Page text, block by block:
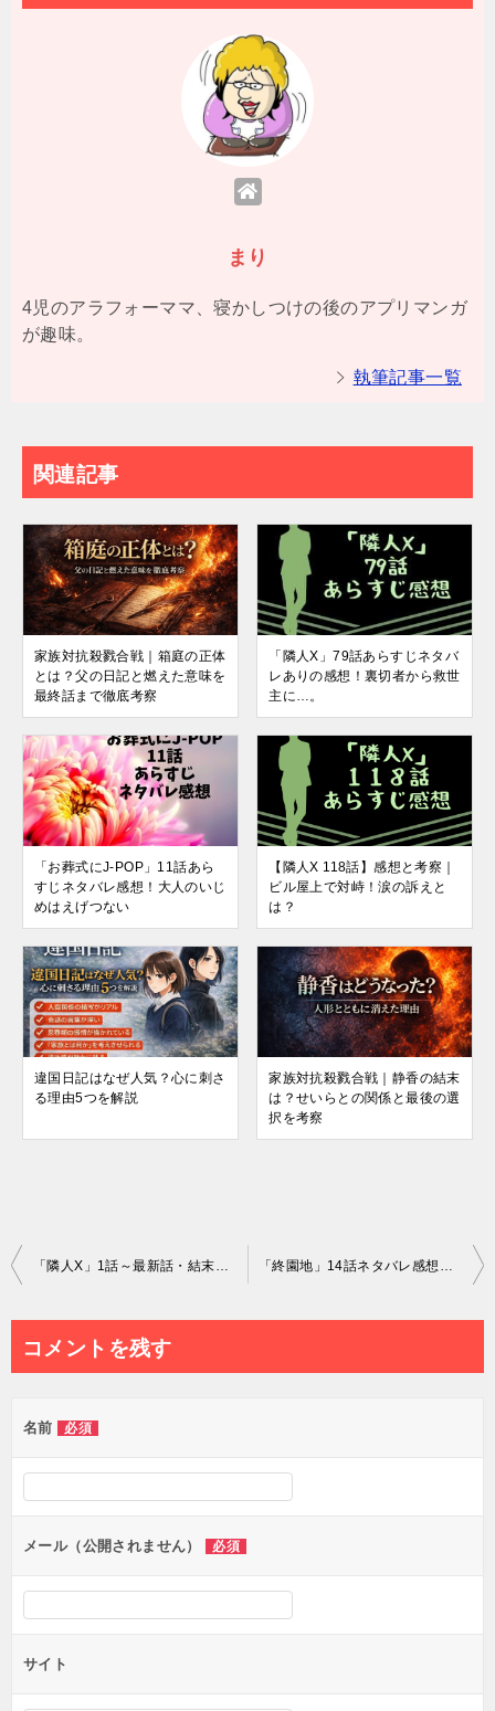
まり
4児のアラフォーママ、寝かしつけの後のアプリマンガ
が趣味。
執筆記事一覧
関連記事
家族対抗殺戮合戦｜箱庭の正体
とは？父の日記と燃えた意味を
最終話まで徹底考察
「隣人X」79話あらすじネタバ
レありの感想！裏切者から救世
主に…。
「お葬式にJ-POP」11話あら
すじネタバレ感想！大人のいじ
めはえげつない
【隣人X 118話】感想と考察｜
ビル屋上で対峙！涙の訴えと
は？
違国日記はなぜ人気？心に刺さ
る理由5つを解説
家族対抗殺戮合戦｜静香の結末
は？せいらとの関係と最後の選
択を考察
投
ビ
ー
シ
ン
「隣人X」1話～最新話・結末まで全話あらすじネタバレ感想まとめ！グロストーカーの最終回は？ 「終園地」14話ネタバレ感想！柊の裏切りと衝撃の結末｜二人の父親が思い出した真実
コメントを残す
名前 必須
メール（公開されません） 必須
サイト